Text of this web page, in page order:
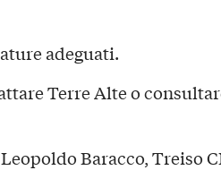
adeguati.
Terre Alte o
Baracco, Treiso